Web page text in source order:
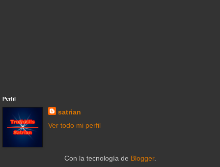
Perfil
satrian
Ver todo mi perfil
Con la tecnología de Blogger.